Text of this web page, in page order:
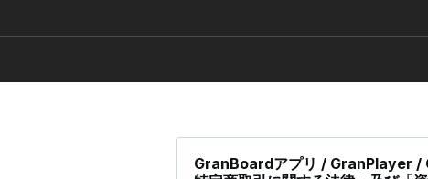
GranBoardアプリ / GranPlayer /